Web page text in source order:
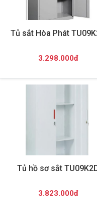
Tủ sắt Hòa Phát
3.298.000đ
Tủ hồ sơ sắt
3.823.000đ